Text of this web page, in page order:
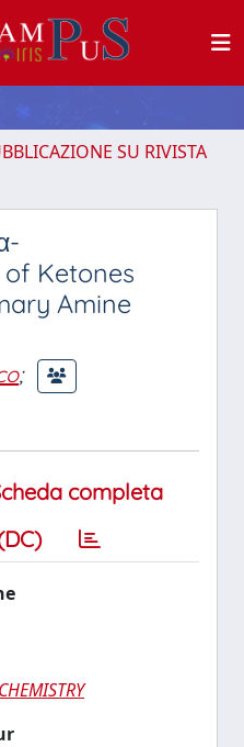
SU RIVISTA
Ketones
Amine
;
completa